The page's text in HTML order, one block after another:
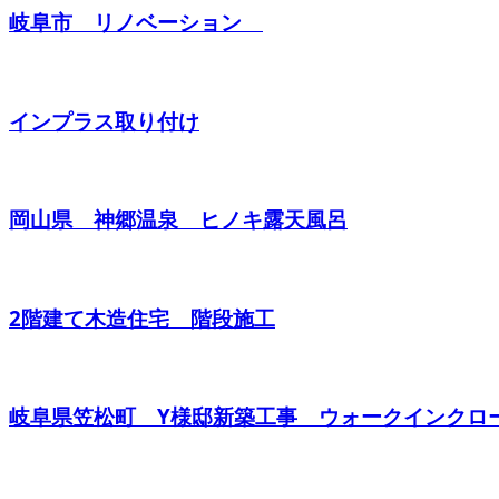
岐阜市 リノベーション
インプラス取り付け
岡山県 神郷温泉 ヒノキ露天風呂
2階建て木造住宅 階段施工
岐阜県笠松町 Y様邸新築工事 ウォークインクロ